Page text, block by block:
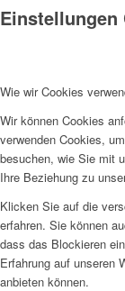
Einstellungen
Wie wir Cookies
Wir können Cookies
verwenden Cookies,
besuchen, wie Sie mit
Ihre Beziehung zu
Klicken Sie auf die
erfahren. Sie können
dass das Blockieren
Erfahrung auf unseren
anbieten können.